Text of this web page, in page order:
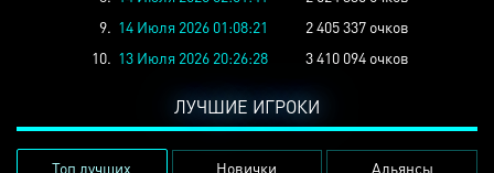
9. 14 Июля 2026 01:08:21
2 405 337 очков
10. 13 Июля 2026 20:26:28 3 410 094 очков
ЛУЧШИЕ ИГРОКИ
Топ лучших Новички Альянсы